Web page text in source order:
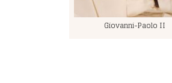
Giovanni-Paolo II